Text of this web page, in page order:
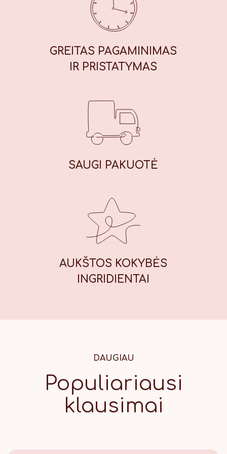
vertė (100 g): Energinė vertė: 1847
kJ / 439 kcal, riebalai: 13,7 g, iš
kurių sočiųjų riebalų rūgščių: 1,7 g,
angliavandeniai: 71 g, iš kurių
GREITAS PAGAMINIMAS
IR PRISTATYMAS
SAUGI PAKUOTĖ
AUKŠTOS KOKYBĖS
INGRIDIENTAI
DAUGIAU
Populiariausi
klausimai